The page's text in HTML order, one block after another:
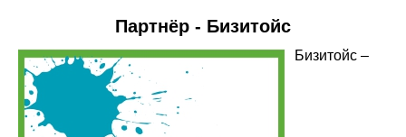
Партнёр - Бизитойс
Бизитойс –